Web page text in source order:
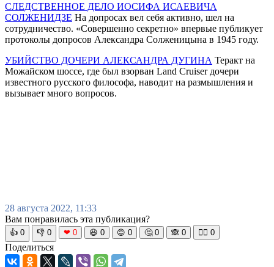
СЛЕДСТВЕННОЕ ДЕЛО ИОСИФА ИСАЕВИЧА
СОЛЖЕНИДЗЕ На допросах вел себя активно, шел на
сотрудничество. «Совершенно секретно» впервые публикует
протоколы допросов Александра Солженицына в 1945 году.
УБИЙСТВО ДОЧЕРИ АЛЕКСАНДРА ДУГИНА Теракт на
Можайском шоссе, где был взорван Land Cruiser дочери
известного русского философа, наводит на размышления и
вызывает много вопросов.
28 августа 2022, 11:33
Вам понравилась эта публикация?
👍 0 👎 0 ❤ 0 😆 0 😡 0 🤔 0 🙈 0 🧘‍♀️ 0
Поделиться